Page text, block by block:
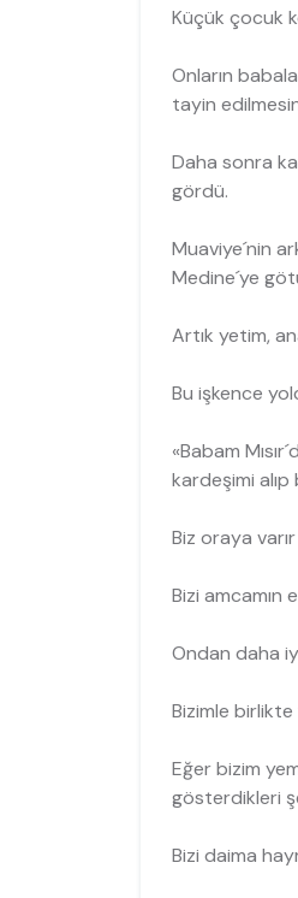
Küçük çocuk
Onların
tayin
Daha sonra
gördü.
Muaviye´nin
Medine´ye
Artık yetim,
Bu işkence
«Babam
kardeşimi
Biz oraya
Bizi amcamın
Ondan daha
Bizimle
Eğer bizim
gösterdikleri
Bizi daima